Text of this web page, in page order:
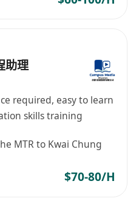
助理
required, easy to learn
skills training
MTR to Kwai Chung
$70-80/H